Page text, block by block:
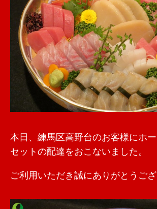
本日、練馬区高野台のお客様にホ
セットの配達をおこないました。
ご利用いただき誠にありがとうござ